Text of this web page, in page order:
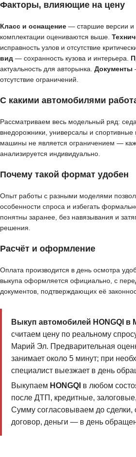
Факторы, влияющие на цену
Класс и оснащение — старшие версии
комплектации оцениваются выше.
исправность узлов и отсутствие
вид — сохранность кузова и интерьера.
актуальность для авторынка. Документы
отсутствие ограничений.
С какими автомобилями
Рассматриваем весь модельный ряд:
внедорожники, универсалы и спортивные
машины не является ограничением —
анализируется индивидуально.
Почему такой формат удобен
Опыт работы с разными моделями
особенности спроса и избегать
понятны заранее, без навязывания и
решения.
Расчёт и оформление
Оплата производится в день осмотра
выкупа оформляется официально, с
документов, подтверждающих её
Выкуп автомобилей HONGQI в
считаем цену по реальному
Марий Эл. Предварительная
занимает около 5 минут; при
специалист выезжает в день
Выкупаем HONGQI в любом
после ДТП, кредитные,
Сумму согласовываем до
договор, деньги — в день